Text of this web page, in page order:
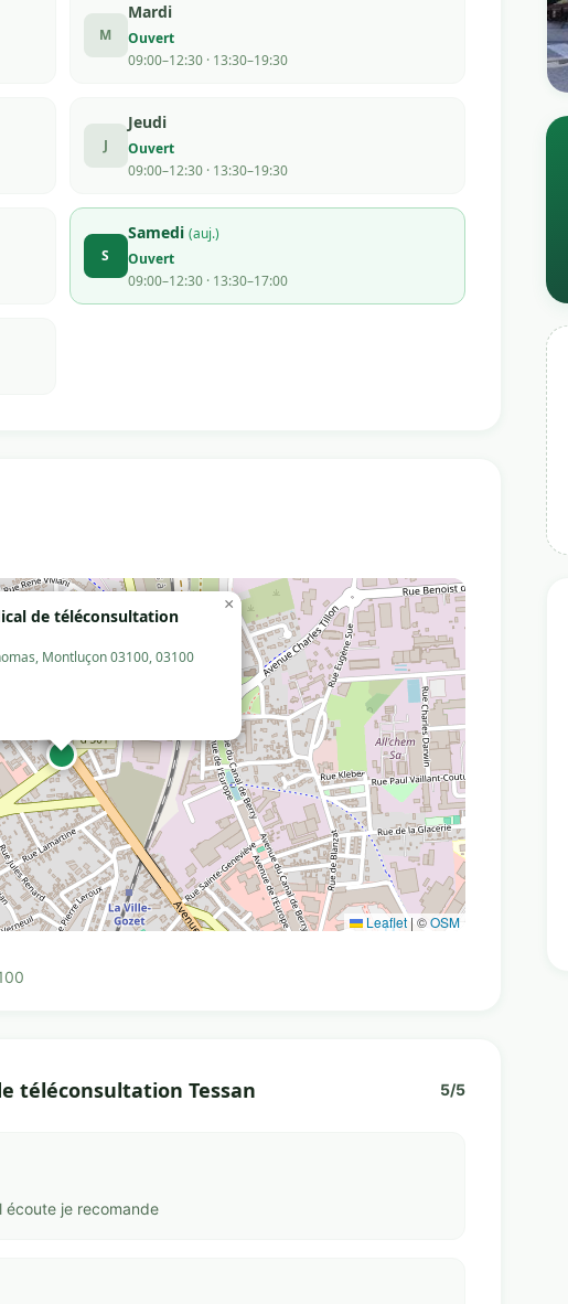
M
Mardi
Ouvert
09:00–12:30 · 13:30–19:30
J
Jeudi
Ouvert
09:00–12:30 · 13:30–19:30
S
Samedi (auj.)
Ouvert
09:00–12:30 · 13:30–17:00
de téléconsultation
Montluçon 03100, 03100
×
Leaflet | ©OSM
téléconsultation Tessan 5/5
écoute je recomande